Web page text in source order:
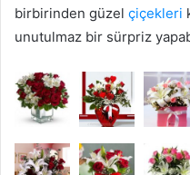
birbirinden güzel çiçekleri
unutulmaz bir sürpriz